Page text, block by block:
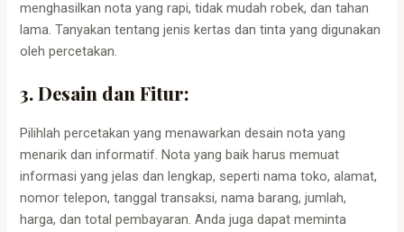
menghasilkan nota yang rapi, tidak mudah robek, dan tahan
lama. Tanyakan tentang jenis kertas dan tinta yang digunakan
oleh percetakan.
3. Desain dan Fitur:
Pilihlah percetakan yang menawarkan desain nota yang
menarik dan informatif. Nota yang baik harus memuat
informasi yang jelas dan lengkap, seperti nama toko, alamat,
nomor telepon, tanggal transaksi, nama barang, jumlah,
harga, dan total pembayaran. Anda juga dapat meminta